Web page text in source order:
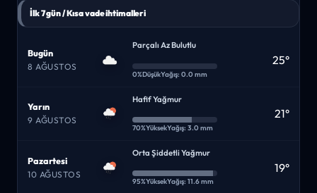
İlk 7 gün / Kısa vade ihtimalleri
Bugün
8 AĞUSTOS
Parçalı Az Bulutlu
0%DüşükYağış: 0.0 mm
25°
Yarın
9 AĞUSTOS
Hafif Yağmur
70%YüksekYağış: 3.0 mm
21°
Pazartesi
10 AĞUSTOS
Orta Şiddetli Yağmur
95%YüksekYağış: 11.6 mm
19°